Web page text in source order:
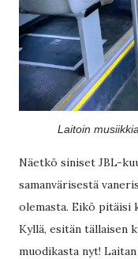
Laitoin
Näetkö siniset JBL-
samanvärisestä
olemasta. Eikö pitäisi
Kyllä, esitän tällaisen
muodikasta nyt!